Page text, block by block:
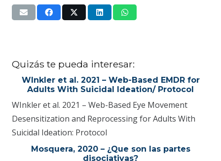
Quizás te pueda interesar:
WInkler et al. 2021 – Web-Based EMDR for
Adults With Suicidal Ideation/ Protocol
WInkler et al. 2021 – Web-Based Eye Movement
Desensitization and Reprocessing for Adults With
Suicidal Ideation: Protocol
Mosquera, 2020 – ¿Que son las partes
disociativas?